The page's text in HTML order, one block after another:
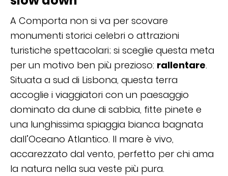
A Comporta non si va per scovare
monumenti storici celebri o attrazioni
turistiche spettacolari; si sceglie questa meta
per un motivo ben più prezioso: rallentare.
Situata a sud di Lisbona, questa terra
accoglie i viaggiatori con un paesaggio
dominato da dune di sabbia, fitte pinete e
una lunghissima spiaggia bianca bagnata
dall’Oceano Atlantico. Il mare è vivo,
accarezzato dal vento, perfetto per chi ama
la natura nella sua veste più pura.